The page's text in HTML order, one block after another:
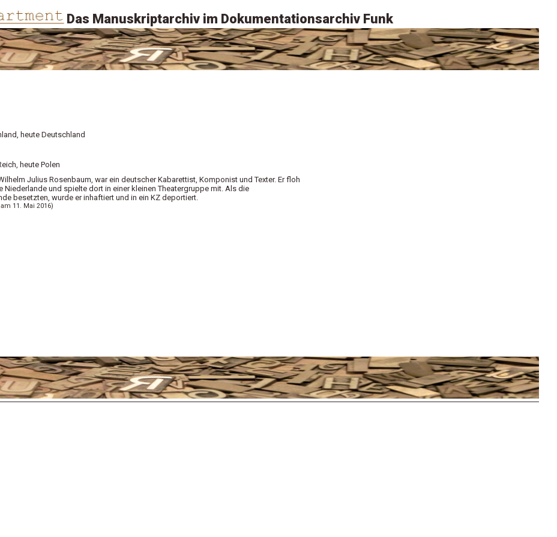
Das Manuskriptarchiv im Dokumentationsarchiv Funk
heute Deutschland
heute Polen
Julius Rosenbaum, war ein deutscher Kabarettist, Komponist und Texter. Er floh
Niederlande und spielte dort in einer kleinen Theatergruppe mit. Als die
besetzten, wurde er inhaftiert und in ein KZ deportiert.
11. Mai 2016)